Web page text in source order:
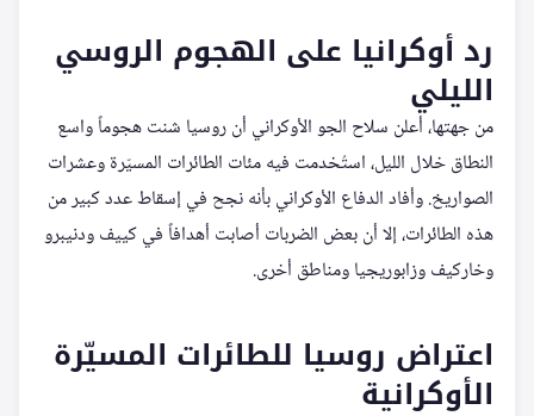
رد أوكرانيا على الهجوم الروسي
الليلي
من جهتها، أعلن سلاح الجو الأوكراني أن روسيا شنت هجوماً واسع
النطاق خلال الليل، استُخدمت فيه مئات الطائرات المسيّرة وعشرات
الصواريخ. وأفاد الدفاع الأوكراني بأنه نجح في إسقاط عدد كبير من
هذه الطائرات، إلا أن بعض الضربات أصابت أهدافاً في كييف ودنيبرو
وخاركيف وزابوريجيا ومناطق أخرى.
اعتراض روسيا للطائرات المسيّرة
الأوكرانية